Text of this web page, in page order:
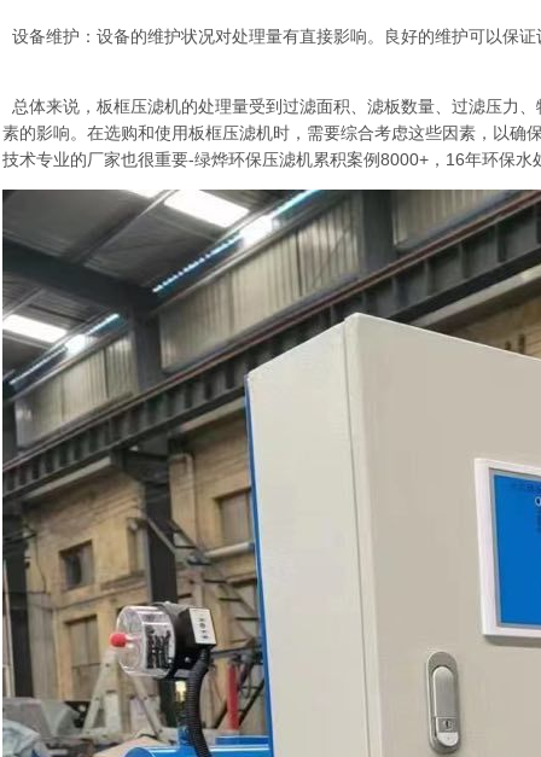
设备维护：设备的维护状况对处理量有直接影响。良好的维护可以保
总体来说，板框压滤机的处理量受到过滤面积、滤板数量、过滤压力
素的影响。在选购和使用板框压滤机时，需要综合考虑这些因素，以确
技术专业的厂家也很重要-绿烨环保压滤机累积案例8000+，16年环保